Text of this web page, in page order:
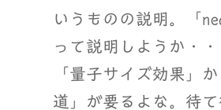
いうものの説明。「
って説明しようか・
「量子サイズ効果」
道」が要るよな。待